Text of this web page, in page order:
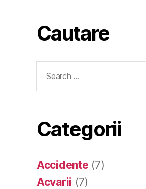
Cautare
for:
Categorii
Accidente (7)
Acvarii (7)